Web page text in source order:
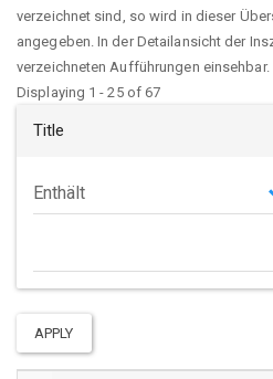
verzeichnet sind, so wird in dieser
angegeben. In der Detailansicht der
verzeichneten Aufführungen einsehbar.
Displaying 1 - 25 of 67
Title
Operator
APPLY